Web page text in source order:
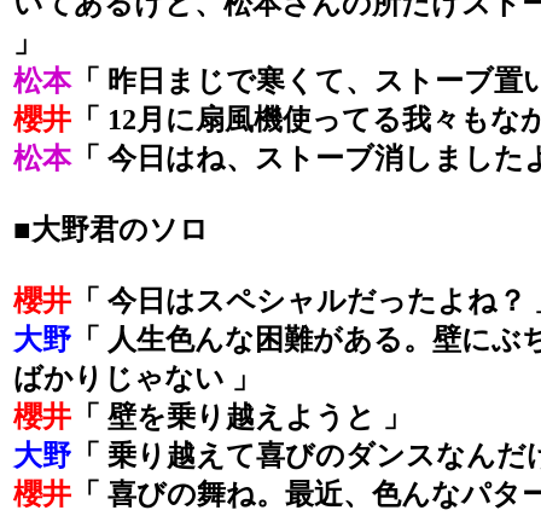
」
松本「 昨日まじで寒くて、ストーブ置
櫻井 「 12月に扇風機使ってる我々もな
松本「 今日はね、ストーブ消しました
■大野君のソロ
櫻井 「 今日はスペシャルだったよね？
大野 「 人生色んな困難がある。壁にぶ
ばかりじゃない 」
櫻井 「 壁を乗り越えようと 」
大野 「 乗り越えて喜びのダンスなんだ
櫻井 「 喜びの舞ね。最近、色んなパタ